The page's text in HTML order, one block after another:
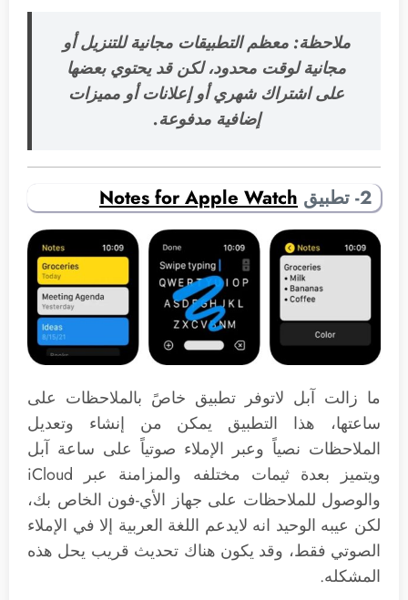
ملاحظة: معظم التطبيقات مجانية للتنزيل أو
مجانية لوقت محدود، لكن قد يحتوي بعضها
على اشتراك شهري أو إعلانات أو مميزات
إضافية مدفوعة.
2- تطبيق Notes for Apple Watch
ما زالت آبل لاتوفر تطبيق خاصً بالملاحظات على
ساعتها، هذا التطبيق يمكن من إنشاء وتعديل
الملاحظات نصياً وعبر الإملاء صوتياً على ساعة آبل
ويتميز بعدة ثيمات مختلفه والمزامنة عبر iCloud
والوصول للملاحظات على جهاز الأي-فون الخاص بك،
لكن عيبه الوحيد انه لايدعم اللغة العربية إلا في الإملاء
الصوتي فقط، وقد يكون هناك تحديث قريب يحل هذه
المشكله.